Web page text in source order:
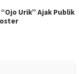
Urik” Ajak Publik